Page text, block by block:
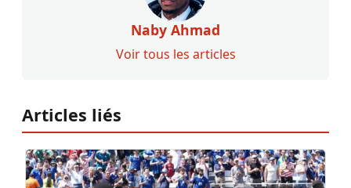
Naby Ahmad
Voir tous les articles
Articles liés